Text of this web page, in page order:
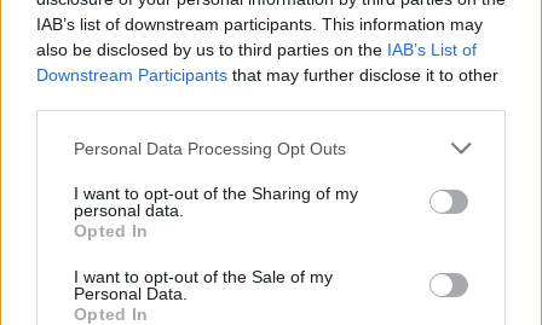
IAB’s list of downstream participants. This information may
also be disclosed by us to third parties on the IAB’s List of
Downstream Participants that may further disclose it to other
Personal Data Processing Opt Outs
I want to opt-out of the Sharing of my
personal data.
Opted In
I want to opt-out of the Sale of my
Personal Data.
Opted In
Destaques
Feira de São Mateus é um local de
encontro da diáspora mas também um
lugar de expressão do...
07/08/2026
Cultura
presente na abertura da Feira de São
06/08/2026